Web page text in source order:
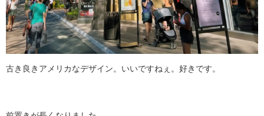
古き良きアメリカなデザイン。いいですねぇ。好きです。